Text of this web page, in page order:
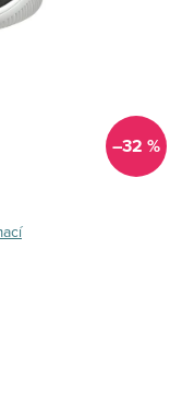
–32 %